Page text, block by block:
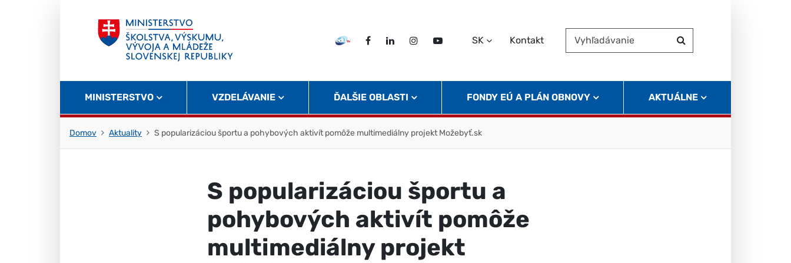
EDU TVFacebookLinkedInInstagram
Twitter
SK Kontakt
Vyhľadávanie
Hľadať
MINISTERSTVO VZDELÁVANIE ĎALŠIE OBLASTI FONDY EÚ A PLÁN OBNOVY AKTUÁLNE
Domov Aktuality S popularizáciou športu a pohybových aktivít pomôže multimediálny projekt Možebyť.sk
S popularizáciou športu a
pohybových aktivít pomôže
multimediálny projekt